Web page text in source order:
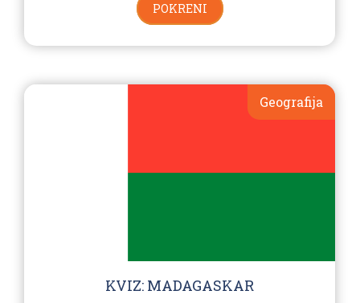
POKRENI
Geografija
KVIZ: MADAGASKAR